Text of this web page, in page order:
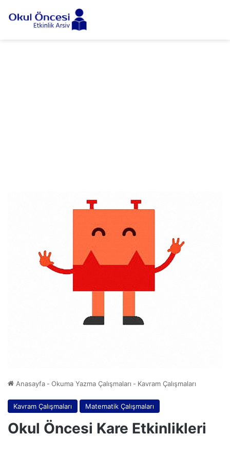
Anasayfa - Okuma Yazma Çalışmaları - Kavram Çalışmaları
Kavram Çalışmaları Matematik Çalışmaları
Okul Öncesi Kare Etkinlikleri